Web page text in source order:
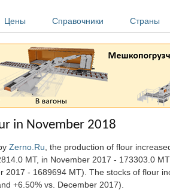
Цены Справочники Страны
in November 2018
Zerno.Ru , the production of flour
MT, in November 2017 - 173303.0
2017 - 1689694 MT). The stocks of flour
+6.50% vs. December 2017).